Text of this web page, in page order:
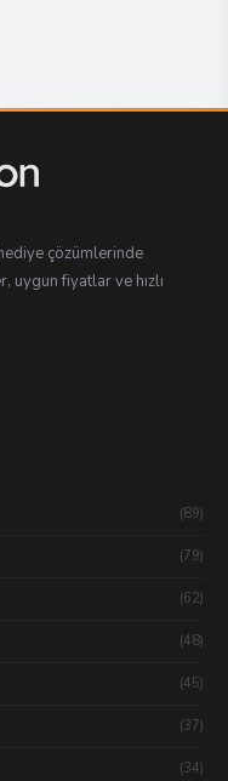
çözümlerinde
uygun fiyatlar ve hızlı
(89)
(79)
(62)
(48)
(45)
(37)
(34)